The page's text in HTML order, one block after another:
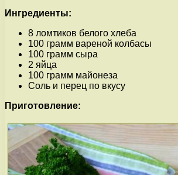
Ингредиенты:
8 ломтиков белого хлеба
100 грамм вареной колбасы
100 грамм сыра
2 яйца
100 грамм майонеза
Соль и перец по вкусу
Приготовление: